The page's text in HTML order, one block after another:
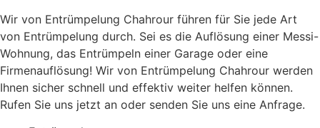
Wir von Entrümpelung Chahrour führen für Sie jede Art
von Entrümpelung durch. Sei es die Auflösung einer Messi-
Wohnung, das Entrümpeln einer Garage oder eine
Firmenauflösung! Wir von Entrümpelung Chahrour werden
Ihnen sicher schnell und effektiv weiter helfen können.
Rufen Sie uns jetzt an oder senden Sie uns eine Anfrage.